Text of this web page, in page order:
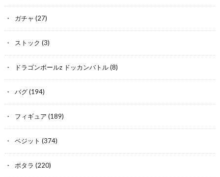
ガチャ (27)
ストック (3)
ドラゴンボールz ドッカンバトル(8)
バグ(194)
フィギュア (189)
ベジット (374)
ポタラ (220)